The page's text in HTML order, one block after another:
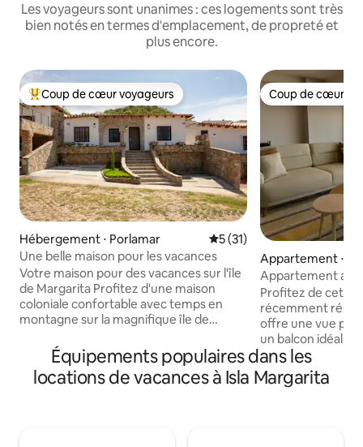
Les voyageurs sont unanimes : ces logements sont très
bien notés en termes d'emplacement, de propreté et
plus encore.
Coups de cœur voyageurs les plus appréciés
Coup de cœur voyageurs
Hébergement ⋅ Porlamar Évaluation moyenne sur la
5 (31)
Une belle maison pour les vacances
Votre maison pour des vacances sur l'île
de Margarita Profitez d'une maison
coloniale confortable avec temps en
montagne sur la magnifique île de
pouvant accueillir jusqu'à 5 voyageurs.
Plus près des plages, du stade de
baseball, des centres commerciaux, de
Coup de cœur
Coup de cœur
Appartement ⋅
Appartement
Pampatar
Profitez de cet
récemment rénové
offre une vue
un balcon idéal
et passer du
et bien équipée.
des meilleurs
Équipements populaires dans les
locations de vacances à Isla Margarita